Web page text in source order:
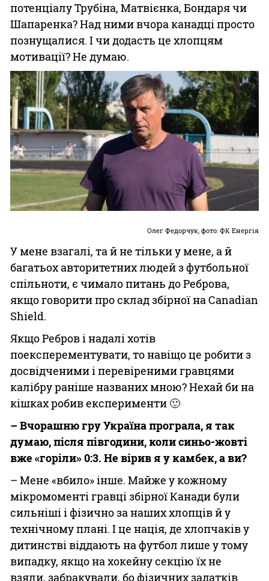
потенціалу Трубіна, Матвієнка, Бондаря чи
Шапаренка? Над ними вчора канадці просто
познущалися. І чи додасть це хлопцям
мотивації? Не думаю.
Олег Федорчук, фото: ФК Енергія
У мене взагалі, та й не тільки у мене, а й
багатьох авторитетних людей з футбольної
спільноти, є чимало питань до Реброва,
якщо говорити про склад збірної на Canadian
Shield.
Якщо Ребров і надалі хотів
поексперементувати, то навіщо це робити з
досвідченими і перевіреними гравцями
калібру раніше названих мною? Нехай би на
кішках робив експерименти 🙂
– Вчорашню гру Україна програла, я так
думаю, після півгодини, коли синьо-жовті
вже «горіли» 0:3. Не вірив я у камбек, а ви?
– Мене «вбило» інше. Майже у кожному
мікромоменті гравці збірної Канади були
сильніші і фізично за наших хлопців й у
технічному плані. І це нація, де хлопчаків у
дитинстві віддають на футбол лише у тому
випадку, якщо на хокейну секцію їх не
взяли, забракували, бо фізичних задатків